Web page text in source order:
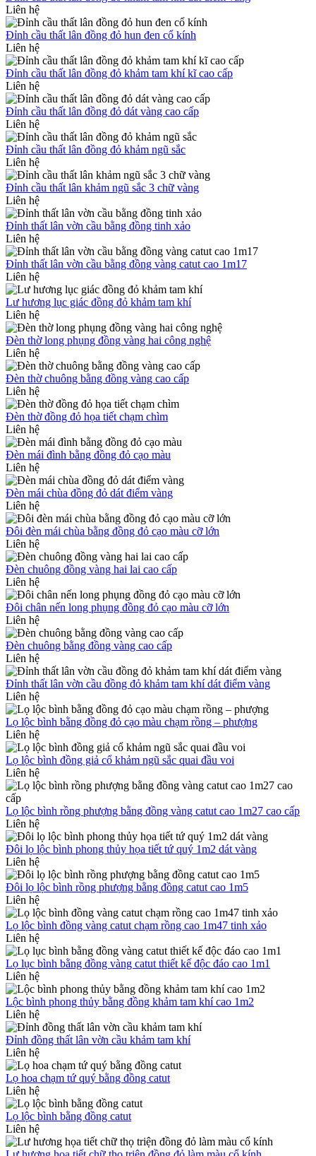
Liên hệ
Đỉnh cầu thất lân đồng đỏ hun đen cổ kính
Liên hệ
Đỉnh cầu thất lân đồng đỏ khảm tam khí kĩ cao cấp
Liên hệ
Đỉnh cầu thất lân đồng đỏ dát vàng cao cấp
Liên hệ
Đỉnh cầu thất lân đồng đỏ khảm ngũ sắc
Liên hệ
Đỉnh cầu thất lân khảm ngũ sắc 3 chữ vàng
Liên hệ
Đỉnh thất lân vờn cầu bằng đồng tinh xảo
Liên hệ
Đỉnh thất lân vờn cầu bằng đồng vàng catut cao 1m17
Liên hệ
Lư hương lục giác đồng đỏ khảm tam khí
Liên hệ
Đèn thờ long phụng đồng vàng hai công nghệ
Liên hệ
Đèn thờ chuông bằng đồng vàng cao cấp
Liên hệ
Đèn thờ đồng đỏ họa tiết chạm chìm
Liên hệ
Đèn mái đình bằng đồng đỏ cạo màu
Liên hệ
Đèn mái chùa đồng đỏ dát điểm vàng
Liên hệ
Đôi đèn mái chùa bằng đồng đỏ cạo màu cỡ lớn
Liên hệ
Đèn chuông đồng vàng hai lai cao cấp
Liên hệ
Đôi chân nến long phụng đồng đỏ cạo màu cỡ lớn
Liên hệ
Đèn chuông bằng đồng vàng cao cấp
Liên hệ
Đỉnh thất lân vờn cầu đồng đỏ khảm tam khí dát điểm vàng
Liên hệ
Lọ lộc bình bằng đồng đỏ cạo màu chạm rồng – phượng
Liên hệ
Lọ lộc bình đồng giả cổ khảm ngũ sắc quai đầu voi
Liên hệ
Lọ lộc bình rồng phượng bằng đồng vàng catut cao 1m27 cao cấp
Liên hệ
Đôi lọ lộc bình phong thủy họa tiết tứ quý 1m2 dát vàng
Liên hệ
Đôi lọ lộc bình rồng phượng bằng đồng catut cao 1m5
Liên hệ
Lọ lộc bình đồng vàng catut chạm rồng cao 1m47 tinh xảo
Liên hệ
Lọ lục bình bằng đồng vàng catut thiết kế độc đáo cao 1m1
Liên hệ
Lộc bình phong thủy bằng đồng khảm tam khí cao 1m2
Liên hệ
Đỉnh đồng thất lân vờn cầu khảm tam khí
Liên hệ
Lọ hoa chạm tứ quý bằng đồng catut
Liên hệ
Lọ lộc bình bằng đồng catut
Liên hệ